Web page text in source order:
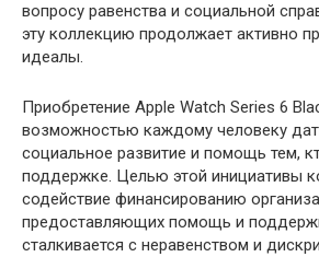
вопросу равенства и социальной
эту коллекцию продолжает активно
идеалы.
Приобретение Apple Watch Series 6
возможностью каждому человеку
социальное развитие и помощь тем,
поддержке. Целью этой инициативы
содействие финансированию
предоставляющих помощь и
сталкивается с неравенством и